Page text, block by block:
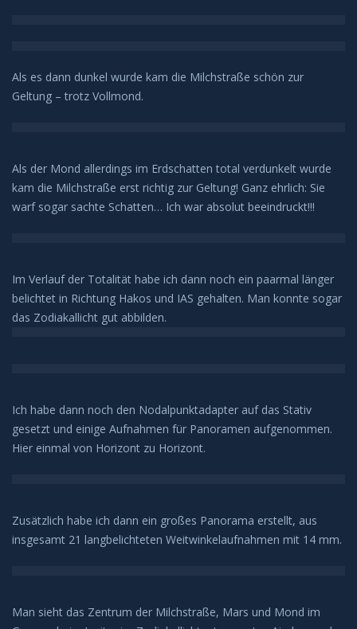
Saturn
Deep Sky
Kometen
Finsternisse
Merkurtransit
Satelliten
Als es dann dunkel wurde kam die Milchstraße schön zur
Geltung – trotz Vollmond.
Als der Mond allerdings im Erdschatten total verdunkelt wurde
kam die Milchstraße erst richtig zur Geltung! Ganz ehrlich: Sie
warf sogar sachte Schatten… Ich war absolut beeindruckt!!!
Im Verlauf der Totalität habe ich dann noch ein paarmal länger
belichtet in Richtung Hakos und IAS gehalten. Man konnte sogar
das Zodiakallicht gut abbilden.
Ich habe dann noch den Nodalpunktadapter auf das Stativ
gesetzt und einige Aufnahmen für Panoramen aufgenommen.
Hier einmal von Horizont zu Horizont.
Zusätzlich habe ich dann ein großes Panorama erstellt, aus
insgesamt 21 langbelichteten Weitwinkelaufnahmen mit 14 mm.
Man sieht das Zentrum der Milchstraße, Mars und Mond im